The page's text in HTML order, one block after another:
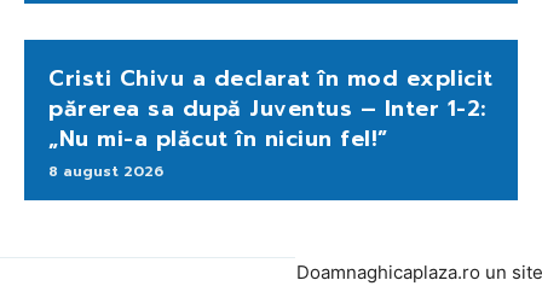
Cristi Chivu a declarat în mod explicit
părerea sa după Juventus – Inter 1-2:
„Nu mi-a plăcut în niciun fel!”
8 august 2026
Doamnaghicaplaza.ro un site